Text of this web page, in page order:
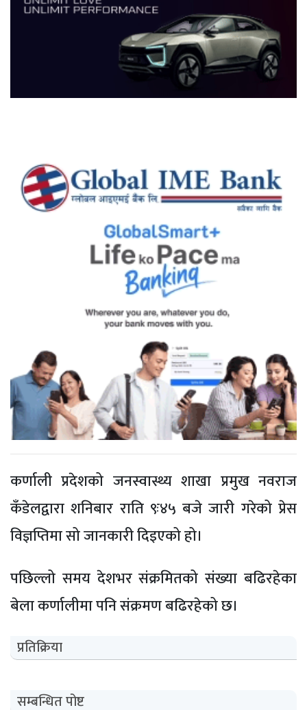
कर्णाली प्रदेशको जनस्वास्थ्य शाखा प्रमुख नवराज
कँडेलद्वारा शनिबार राति ९ः४५ बजे जारी गरेको प्रेस
विज्ञप्तिमा सो जानकारी दिइएको हो।
पछिल्लो समय देशभर संक्रमितको संख्या बढिरहेका
बेला कर्णालीमा पनि संक्रमण बढिरहेको छ।
प्रतिक्रिया
सम्बन्धित पोष्ट